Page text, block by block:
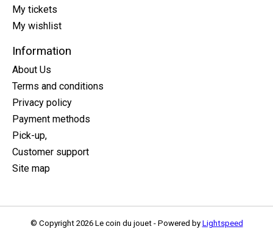
My tickets
My wishlist
Information
About Us
Terms and conditions
Privacy policy
Payment methods
Pick-up,
Customer support
Site map
© Copyright 2026 Le coin du jouet - Powered by Lightspeed